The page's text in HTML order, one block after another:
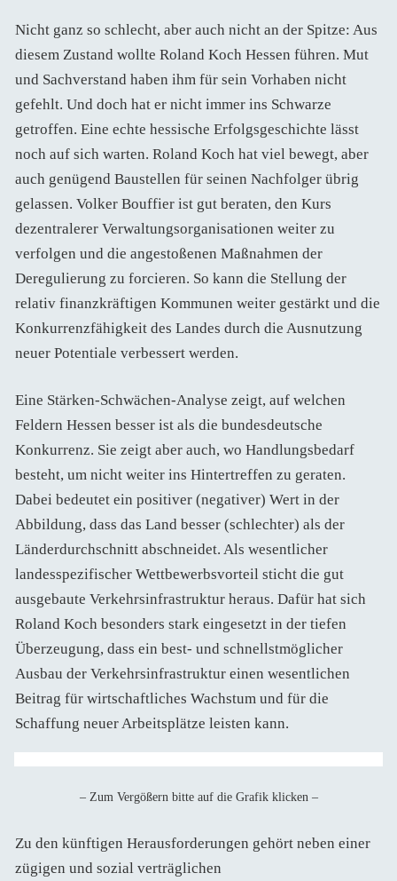
Nicht ganz so schlecht, aber auch nicht an der Spitze: Aus
diesem Zustand wollte Roland Koch Hessen führen. Mut
und Sachverstand haben ihm für sein Vorhaben nicht
gefehlt. Und doch hat er nicht immer ins Schwarze
getroffen. Eine echte hessische Erfolgsgeschichte lässt
noch auf sich warten. Roland Koch hat viel bewegt, aber
auch genügend Baustellen für seinen Nachfolger übrig
gelassen. Volker Bouffier ist gut beraten, den Kurs
dezentralerer Verwaltungsorganisationen weiter zu
verfolgen und die angestoßenen Maßnahmen der
Deregulierung zu forcieren. So kann die Stellung der
relativ finanzkräftigen Kommunen weiter gestärkt und die
Konkurrenzfähigkeit des Landes durch die Ausnutzung
neuer Potentiale verbessert werden.
Eine Stärken-Schwächen-Analyse zeigt, auf welchen
Feldern Hessen besser ist als die bundesdeutsche
Konkurrenz. Sie zeigt aber auch, wo Handlungsbedarf
besteht, um nicht weiter ins Hintertreffen zu geraten.
Dabei bedeutet ein positiver (negativer) Wert in der
Abbildung, dass das Land besser (schlechter) als der
Länderdurchschnitt abschneidet. Als wesentlicher
landesspezifischer Wettbewerbsvorteil sticht die gut
ausgebaute Verkehrsinfrastruktur heraus. Dafür hat sich
Roland Koch besonders stark eingesetzt in der tiefen
Überzeugung, dass ein best- und schnellstmöglicher
Ausbau der Verkehrsinfrastruktur einen wesentlichen
Beitrag für wirtschaftliches Wachstum und für die
Schaffung neuer Arbeitsplätze leisten kann.
– Zum Vergößern bitte auf die Grafik klicken –
Zu den künftigen Herausforderungen gehört neben einer
zügigen und sozial verträglichen